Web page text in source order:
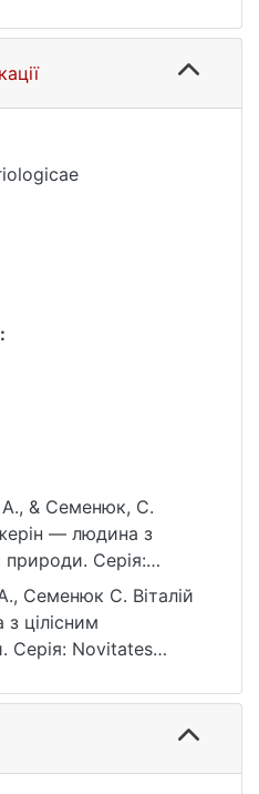
& Семенюк, С.
— людина з
природи. Серія:
14, 214–217.
15071834/5401
Семенюк С. Віталій
цілісним
Серія: Novitates
handle/15071834/5401